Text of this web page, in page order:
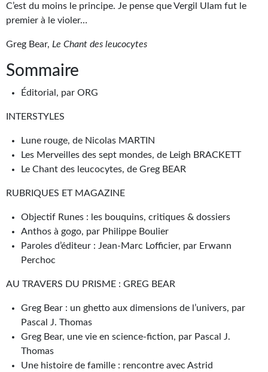
Le prix des lecteurs
Goodies Gotland
Tirages d’art Une Heure-Lumière
PLUS
À paraître
Revue de presse
Récompenses
Newsletter
Le Bélial' sur Youtube
LE BLOG BIFROST
Tous les articles
La Bibliothèque orbitale
Journal d'un homme des bois
FORUMS
C’est du moins le principe. Je pense que Vergil Ulam fut le
premier à le violer…
Greg Bear, Le Chant des leucocytes
Sommaire
Éditorial, par ORG
INTERSTYLES
Lune rouge, de Nicolas MARTIN
Les Merveilles des sept mondes, de Leigh BRACKETT
Le Chant des leucocytes, de Greg BEAR
RUBRIQUES ET MAGAZINE
Objectif Runes : les bouquins, critiques & dossiers
Anthos à gogo, par Philippe Boulier
Paroles d’éditeur : Jean-Marc Lofficier, par Erwann
Perchoc
AU TRAVERS DU PRISME : GREG BEAR
Greg Bear : un ghetto aux dimensions de l’univers, par
Pascal J. Thomas
Greg Bear, une vie en science-fiction, par Pascal J.
Thomas
Une histoire de famille : rencontre avec Astrid